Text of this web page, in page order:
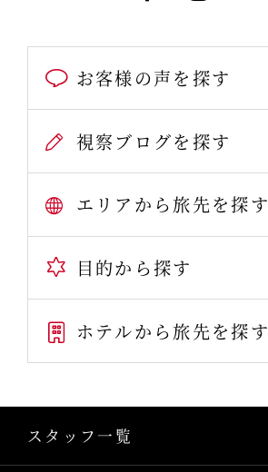
お客様の声を探す
視察ブログを探す
エリアから旅先を探す
目的から探す
ホテルから旅先を探す
スタッフ一覧